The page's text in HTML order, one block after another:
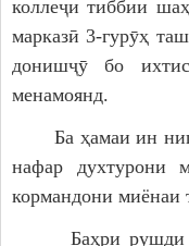
коллеҷи тиббии
марказӣ 3-гурӯҳ
донишҷӯ бо
менамоянд.
Ба ҳамаи ин
нафар духтурони
кормандони миёнаи
Баҳри рушди